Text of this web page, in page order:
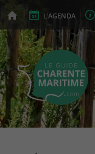
L'AGENDA